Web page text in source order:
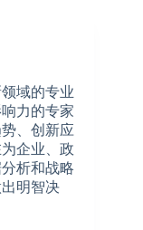
域的专业
力的专家
、创新应
企业、政
析和战略
明智决